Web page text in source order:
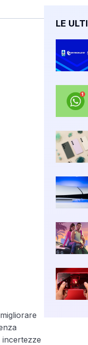
incertezze
LE